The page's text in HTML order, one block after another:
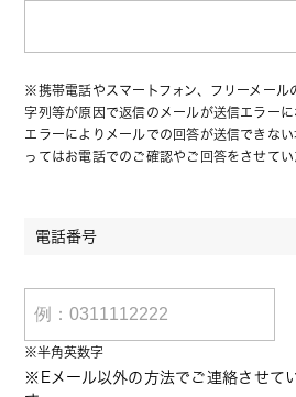
※携帯電話やスマートフォン、フリーメール
字列等が原因で返信のメールが送信エラーに
エラーによりメールでの回答が送信できな
ってはお電話でのご確認やご回答をさせてい
電話番号
※半角英数字
※Eメール以外の方法でご連絡させて